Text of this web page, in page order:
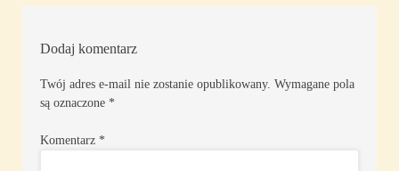
Dodaj komentarz
Twój adres e-mail nie zostanie opublikowany. Wymagane pola
są oznaczone *
Komentarz *